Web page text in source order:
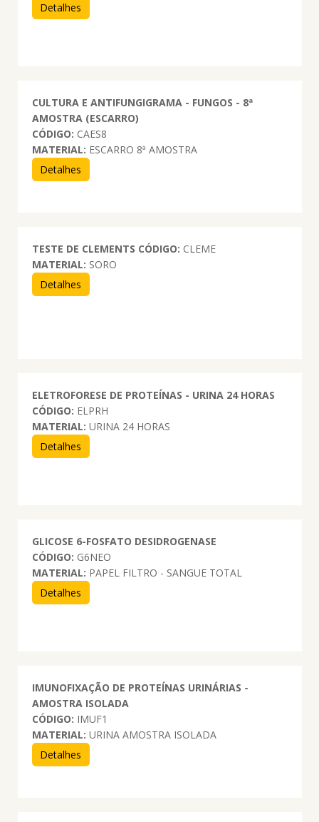
Detalhes
CULTURA E ANTIFUNGIGRAMA - FUNGOS - 8ª
AMOSTRA (ESCARRO)
CÓDIGO: CAES8
MATERIAL: ESCARRO 8ª AMOSTRA
Detalhes
TESTE DE CLEMENTS CÓDIGO: CLEME
MATERIAL: SORO
Detalhes
ELETROFORESE DE PROTEÍNAS - URINA 24 HORAS
CÓDIGO: ELPRH
MATERIAL: URINA 24 HORAS
Detalhes
GLICOSE 6-FOSFATO DESIDROGENASE
CÓDIGO: G6NEO
MATERIAL: PAPEL FILTRO - SANGUE TOTAL
Detalhes
IMUNOFIXAÇÃO DE PROTEÍNAS URINÁRIAS -
AMOSTRA ISOLADA
CÓDIGO: IMUF1
MATERIAL: URINA AMOSTRA ISOLADA
Detalhes